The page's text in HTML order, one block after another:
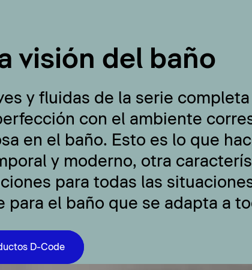
visión del baño
y fluidas de la serie
con el ambiente
en el baño. Esto es lo que
y moderno, otra
para todas las
para el baño que se adapta a
D-Code